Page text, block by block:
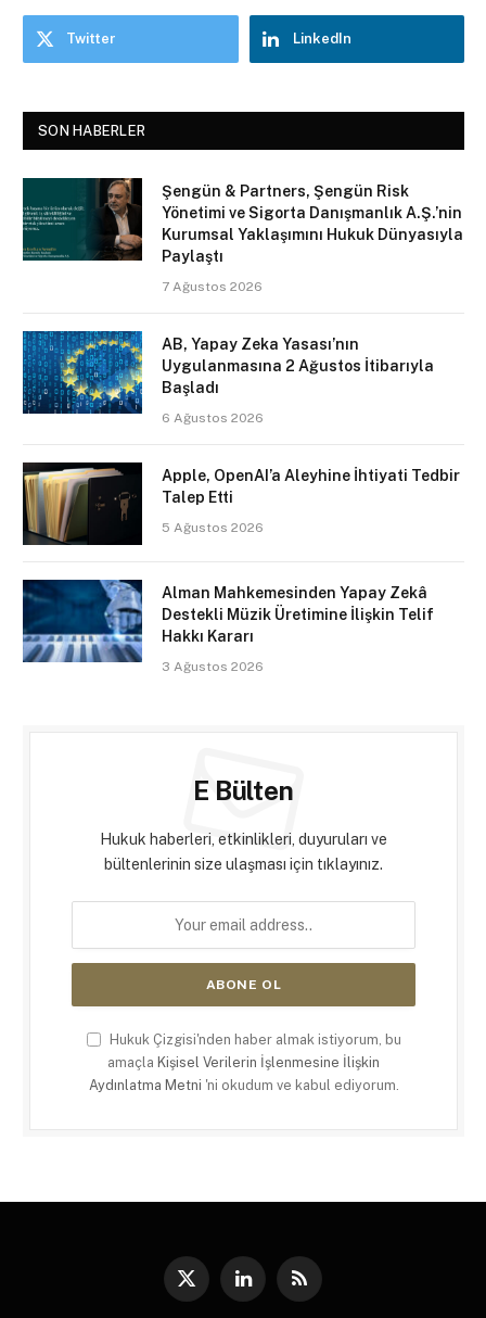
Twitter LinkedIn
SON HABERLER
Şengün & Partners, Şengün Risk
Yönetimi ve Sigorta Danışmanlık A.Ş.’nin
Kurumsal Yaklaşımını Hukuk Dünyasıyla
Paylaştı
7 Ağustos 2026
AB, Yapay Zeka Yasası’nın
Uygulanmasına 2 Ağustos İtibarıyla
Başladı
6 Ağustos 2026
Apple, OpenAI’a Aleyhine İhtiyati Tedbir
Talep Etti
5 Ağustos 2026
Alman Mahkemesinden Yapay Zekâ
Destekli Müzik Üretimine İlişkin Telif
Hakkı Kararı
3 Ağustos 2026
E Bülten
Hukuk haberleri, etkinlikleri, duyuruları ve
bültenlerinin size ulaşması için tıklayınız.
Hukuk Çizgisi'nden haber almak istiyorum, bu
amaçla Kişisel Verilerin İşlenmesine İlişkin
Aydınlatma Metni 'ni okudum ve kabul ediyorum.
X
LinkedInRSS